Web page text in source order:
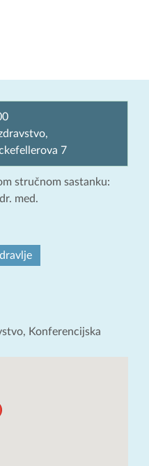
7
stručnom sastanku:
med.
Konferencijska